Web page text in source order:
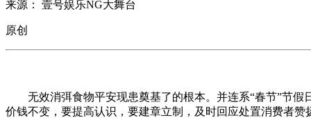
来源： 壹号娱乐NG大舞台
原创
无效消弭食物平安现患奠基了的根本。并连系“春节”节假
价钱不变，要提高认识，要建章立制，及时回应处置消费者